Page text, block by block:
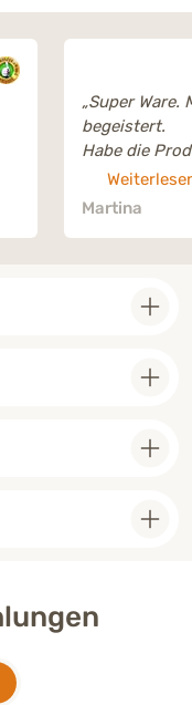
„Super Ware.
begeistert.
Habe die
Martina